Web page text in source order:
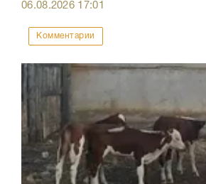
06.08.2026 17:01
Комментарии